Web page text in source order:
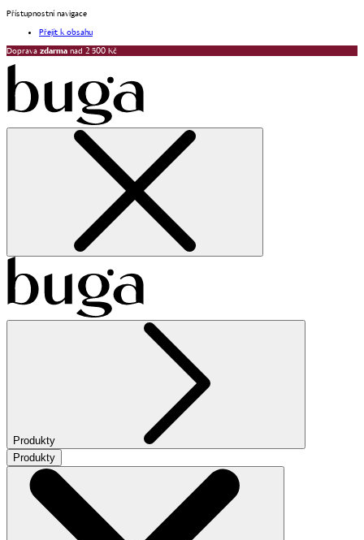
Přístupnostní navigace
Přejít k obsahu
Doprava zdarma nad 2 500 Kč
Produkty
Produkty